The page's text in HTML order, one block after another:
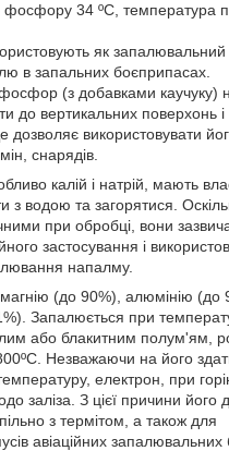
фосфору 34 ºС, температура
як запалювальний
в запальних боєприпасах.
(з добавками каучуку)
до вертикальних поверхонь і
дозволяє використовувати
снарядів.
калій і натрій, мають
з водою та загорятися.
при обробці, вони
застосування і
напалму.
(до 90%), алюмінію (до
Запалюється при
або блакитним полум'ям,
Незважаючи на його
електрон, при
заліза. З цієї причини його
з термітом, а також для
авіаційних запалювальних